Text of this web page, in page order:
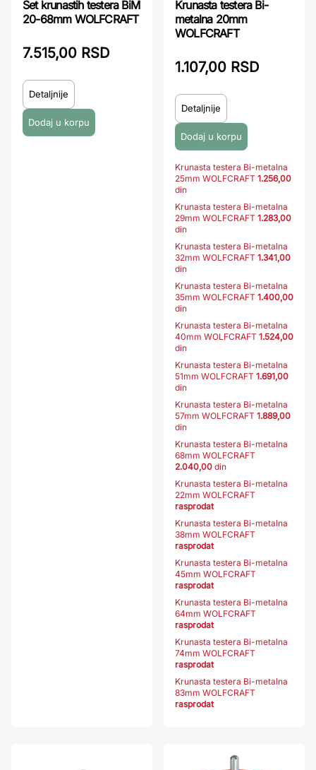
Set krunastih testera BiM
20-68mm WOLFCRAFT
7.515,00 RSD
Detaljnije
Krunasta testera Bi-
metalna 20mm
WOLFCRAFT
1.107,00 RSD
Detaljnije
Krunasta testera Bi-metalna
25mm WOLFCRAFT 1.256,00
din
Krunasta testera Bi-metalna
29mm WOLFCRAFT 1.283,00
din
Krunasta testera Bi-metalna
32mm WOLFCRAFT 1.341,00
din
Krunasta testera Bi-metalna
35mm WOLFCRAFT 1.400,00
din
Krunasta testera Bi-metalna
40mm WOLFCRAFT 1.524,00
din
Krunasta testera Bi-metalna
51mm WOLFCRAFT 1.691,00
din
Krunasta testera Bi-metalna
57mm WOLFCRAFT 1.889,00
din
Krunasta testera Bi-metalna
68mm WOLFCRAFT
2.040,00 din
Krunasta testera Bi-metalna
22mm WOLFCRAFT
rasprodat
Krunasta testera Bi-metalna
38mm WOLFCRAFT
rasprodat
Krunasta testera Bi-metalna
45mm WOLFCRAFT
rasprodat
Krunasta testera Bi-metalna
64mm WOLFCRAFT
rasprodat
Krunasta testera Bi-metalna
74mm WOLFCRAFT
rasprodat
Krunasta testera Bi-metalna
83mm WOLFCRAFT
rasprodat